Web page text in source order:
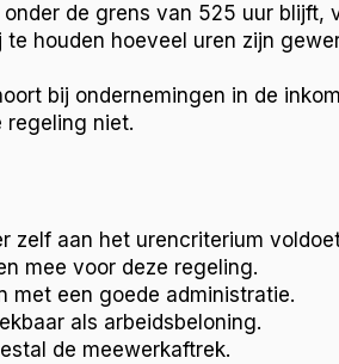
de grens van 525 uur blijft,
houden hoeveel uren zijn
bij ondernemingen in de
regeling niet.
zelf aan het urencriterium
mee voor deze regeling.
met een goede administratie.
als arbeidsbeloning.
de meewerkaftrek.